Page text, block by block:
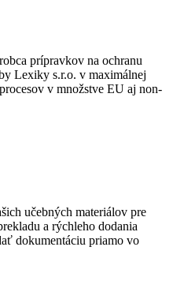
prípravkov na ochranu
Lexiky s.r.o. v maximálnej
v množstve EU aj non-
učebných materiálov pre
a rýchleho dodania
dokumentáciu priamo vo